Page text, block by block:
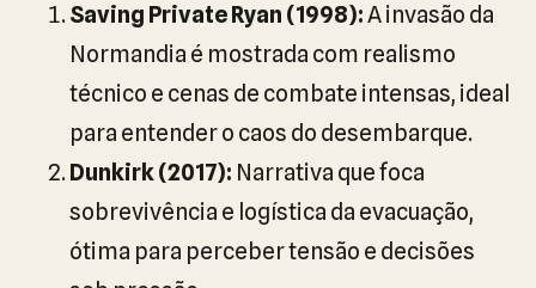
Saving Private Ryan (1998):A invasão da
Normandia é mostrada com realismo
técnico e cenas de combate intensas, ideal
para entender o caos do desembarque.
Dunkirk (2017): Narrativa que foca
sobrevivência e logística da evacuação,
ótima para perceber tensão e decisões